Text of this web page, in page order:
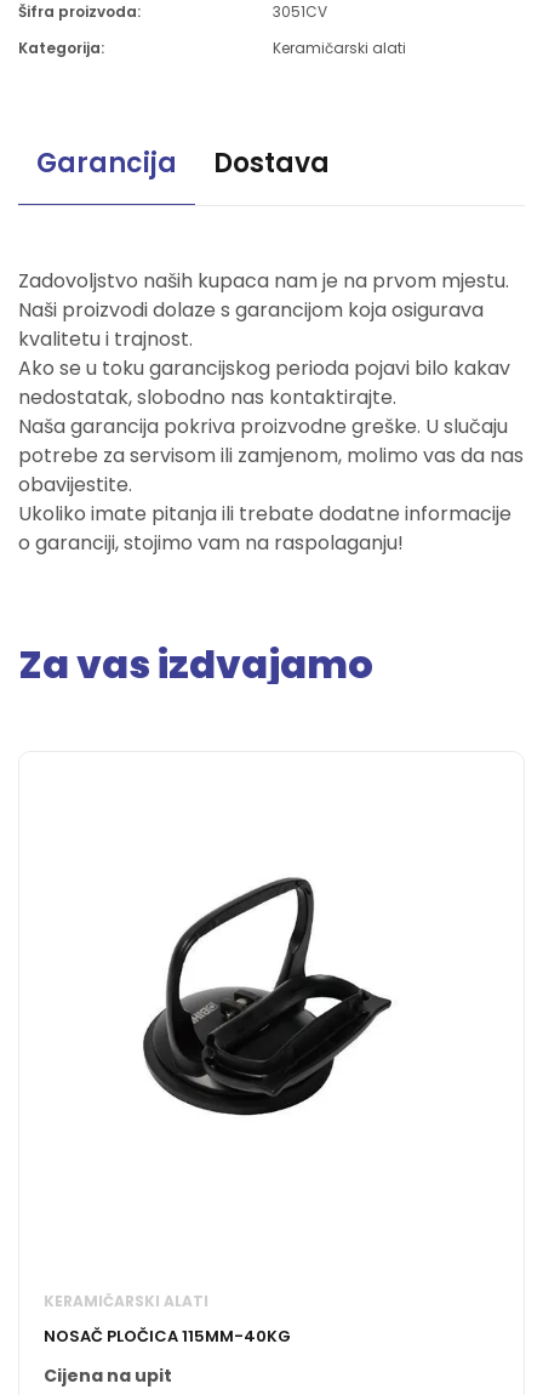
Šifra proizvoda:
3051CV
Kategorija:
Keramičarski alati
Garancija Dostava
Zadovoljstvo naših kupaca nam je na prvom mjestu.
Naši proizvodi dolaze s garancijom koja osigurava
kvalitetu i trajnost.
Ako se u toku garancijskog perioda pojavi bilo kakav
nedostatak, slobodno nas kontaktirajte.
Naša garancija pokriva proizvodne greške. U slučaju
potrebe za servisom ili zamjenom, molimo vas da nas
obavijestite.
Ukoliko imate pitanja ili trebate dodatne informacije
o garanciji, stojimo vam na raspolaganju!
Za vas izdvajamo
KERAMIČARSKI ALATI
NOSAČ PLOČICA 115MM-40KG
Cijena na upit